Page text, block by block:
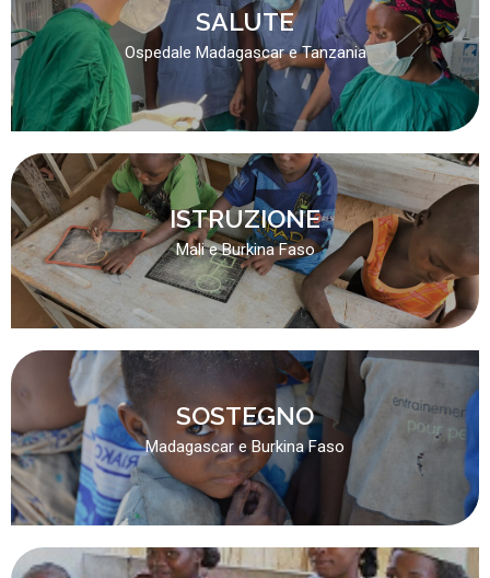
SALUTE
Ospedale Madagascar e Tanzania
ISTRUZIONE
Mali e Burkina Faso
SOSTEGNO
Madagascar e Burkina Faso